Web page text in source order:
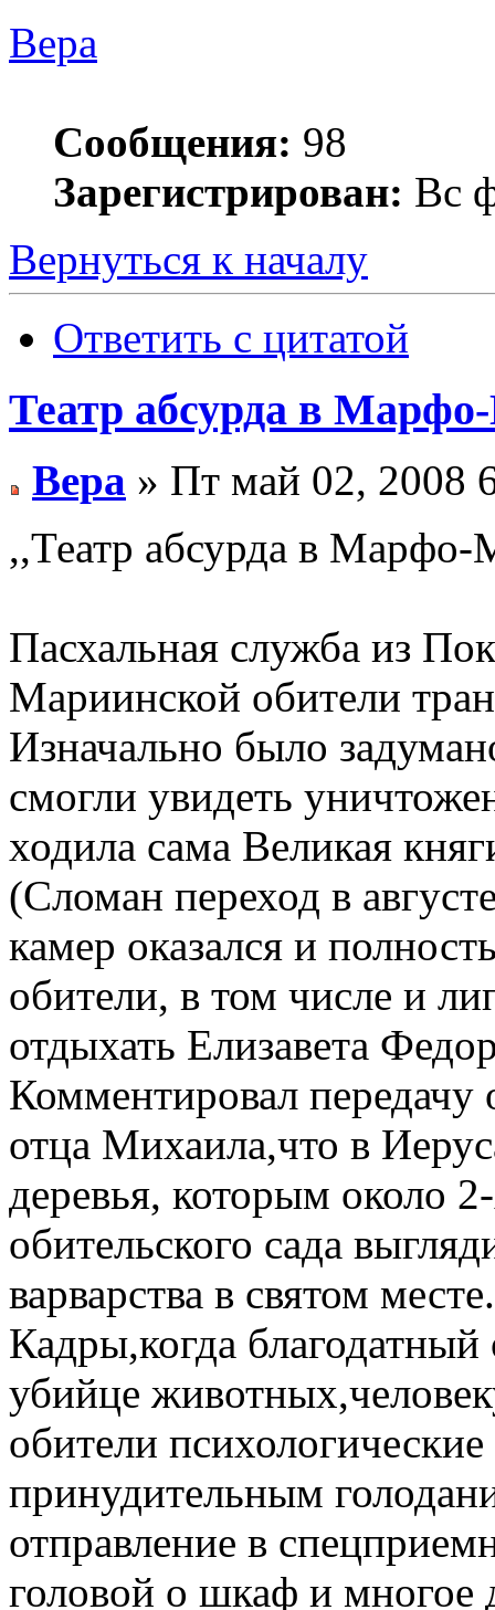
Вера
Сообщения: 98
Зарегистрирован: Вс
Вернуться к началу
Ответить с цитатой
Театр абсурда в
Вера » Пт май 02, 2008
,,Театр абсурда в
Пасхальная служба из
Мариинской обители
Изначально было
смогли увидеть
ходила сама Великая
(Сломан переход в
камер оказался и
обители, в том числе и
отдыхать Елизавета
Комментировал
отца Михаила,что в
деревья, которым около
обительского сада
варварства в святом месте.
Кадры,когда
убийце
обители
принудительным
отправление в
головой о шкаф и многое